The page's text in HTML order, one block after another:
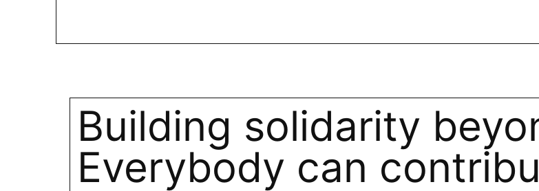
Building solidarity
Everybody can